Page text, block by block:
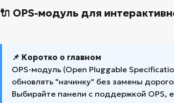
🔌 OPS-модуль для
📌 Коротко о главном
OPS-модуль (Open Pluggable
обновлять "начинку" без замены
Выбирайте панели с поддержкой OPS,